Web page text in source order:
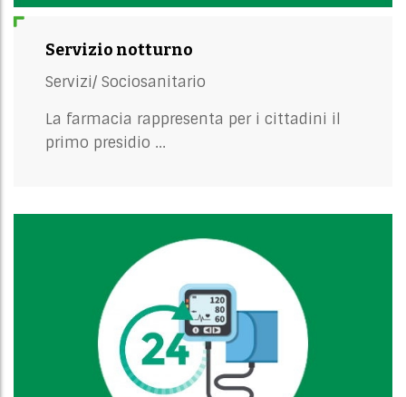
Servizio notturno
Servizi/ Sociosanitario
La farmacia rappresenta per i cittadini il
primo presidio ...